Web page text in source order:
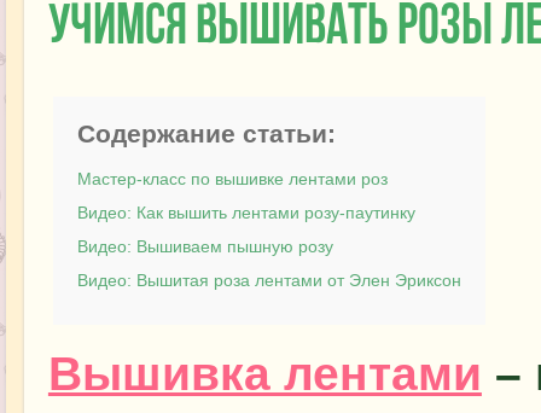
Учимся вышивать розы
Содержание статьи:
Мастер-класс по вышивке лентами роз
Видео: Как вышить лентами розу-паутинку
Видео: Вышиваем пышную розу
Видео: Вышитая роза лентами от Элен Эриксон
Вышивка лентами –